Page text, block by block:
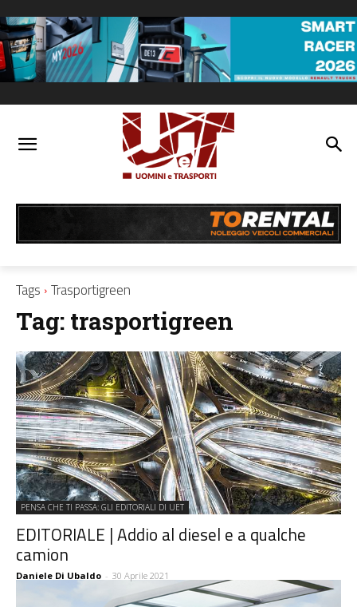
Tags Trasportigreen
Tag: trasportigreen
PENSA CHE TI PASSA: GLI EDITORIALI DI UET
EDITORIALE | Addio al diesel e a qualche
camion
Daniele Di Ubaldo - 30 Aprile 2021